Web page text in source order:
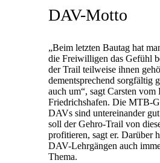
DAV-Motto
„Beim letzten Bautag hat
die Freiwilligen das Gefühl
der Trail teilweise ihnen
dementsprechend sorgfältig
auch um“, sagt Carsten
Friedrichshafen. Die MTB-
DAVs sind untereinander
soll der Gehro-Trail von
profitieren, sagt er. Darüber
DAV-Lehrgängen auch
Thema.